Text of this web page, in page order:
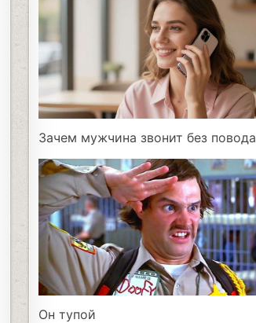
Зачем мужчина звонит без повода
Он тупой